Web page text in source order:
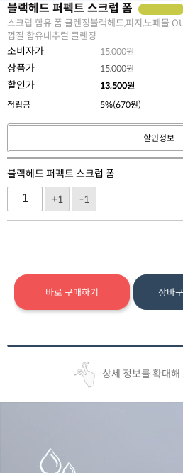
블랙헤드 퍼펙트 스크럽 폼
스크럽 함유 폼 클렌징블랙헤드,피지,노폐물
껍질 함유내추럴 클렌징
소비자가 15,000원
상품가 15,000원
할인가 13,500원
적립금
5%(670원)
할인정보
블랙헤드 퍼펙트 스크럽 폼
+1
-1
바로 구매하기 장바
상세 정보를 확대